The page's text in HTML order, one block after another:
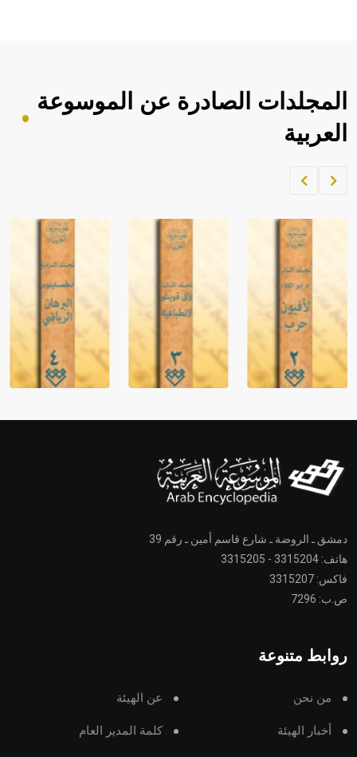
المجلدات الصادرة عن الموسوعة
العربية
دمشق ـ الروضة ـ شارع قاسم أمين ـ رقم 39
هاتف: 3315204 - 3315205
فاكس: 3315207
ص.ب: 7296
روابط متنوعة
من نحن عن الهيئة
أخبار الهيئة كلمة المدير العام